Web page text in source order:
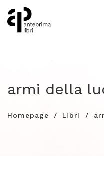
armi della
Homepage Libri